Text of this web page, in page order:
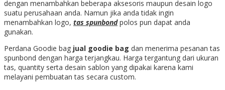
dengan menambahkan beberapa aksesoris maupun desain logo
suatu perusahaan anda. Namun jika anda tidak ingin
menambahkan logo, tas spunbondpolos pun dapat anda
gunakan.
Perdana Goodie bag jual goodie bag dan menerima pesanan tas
spunbond dengan harga terjangkau. Harga tergantung dari ukuran
tas, quantity serta desain sablon yang dipakai karena kami
melayani pembuatan tas secara custom.